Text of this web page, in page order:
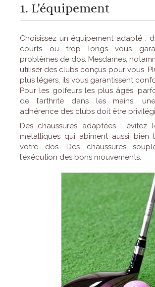
1. L'équipement
Choisissez un équipement adapté :
courts ou trop longs vous
problèmes de dos. Mesdames,
utiliser des clubs conçus pour vous.
plus légers, ils vous garantissent
Pour les golfeurs les plus âgés,
de l’arthrite dans les mains,
adhérence des clubs doit être
Des chaussures adaptées : évitez
métalliques qui abîment aussi bien
votre dos. Des chaussures
l’exécution des bons mouvements.